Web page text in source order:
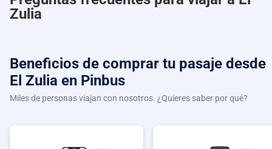
Zulia
Beneficios de comprar tu pasaje desde
El Zulia en Pinbus
Miles de personas viajan con nosotros. ¿Quieres saber por qué?